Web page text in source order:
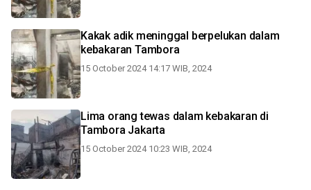
Kakak adik meninggal berpelukan dalam
kebakaran Tambora
15 October 2024 14:17 WIB, 2024
Lima orang tewas dalam kebakaran di
Tambora Jakarta
15 October 2024 10:23 WIB, 2024